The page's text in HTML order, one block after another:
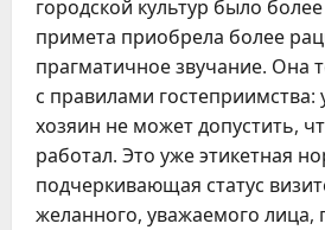
городской культур было
примета приобрела более
прагматичное звучание. Она
с правилами
хозяин не может допустить,
работал. Это уже этикетная
подчеркивающая статус
желанного, уважаемого